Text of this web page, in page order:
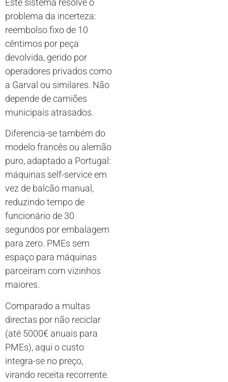
Este sistema resolve o
problema da incerteza:
reembolso fixo de 10
cêntimos por peça
devolvida, gerido por
operadores privados como
a Garval ou similares. Não
depende de camiões
municipais atrasados.
Diferencia-se também do
modelo francês ou alemão
puro, adaptado a Portugal:
máquinas self-service em
vez de balcão manual,
reduzindo tempo de
funcionário de 30
segundos por embalagem
para zero. PMEs sem
espaço para máquinas
parceiram com vizinhos
maiores.
Comparado a multas
directas por não reciclar
(até 5000€ anuais para
PMEs), aqui o custo
integra-se no preço,
virando receita recorrente.